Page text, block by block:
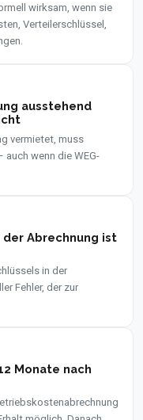
wirksam, wenn sie
Verteilerschlüssel,
ausstehend
vermietet, muss
wenn die WEG-
Abrechnung ist
in der
Fehler, der zur
Monate nach